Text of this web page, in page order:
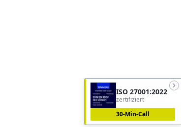
ISO 27001:2022
zertifiziert
30-Min-Call